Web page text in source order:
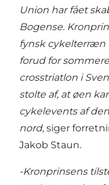
Union har fået
Bogense.
fynsk cykelterræn
forud for
crosstriatlon i
stolte af, at øen
cykelevents af
nord, siger
Jakob Staun.
-Kronprinsens